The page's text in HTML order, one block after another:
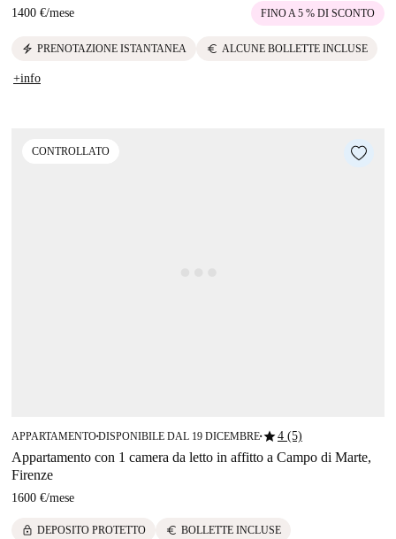
1400 €/mese FINO A 5 % DI SCONTO
electric_bolt PRENOTAZIONE ISTANTANEA euro ALCUNE BOLLETTE INCLUSE
+info
CONTROLLATO
APPARTAMENTO■DISPONIBILE DAL 19 DICEMBRE■star4 (5)
Appartamento con 1 camera da letto in affitto a Campo di Marte,
Firenze
1600 €/mese
lock DEPOSITO PROTETTO euro BOLLETTE INCLUSE